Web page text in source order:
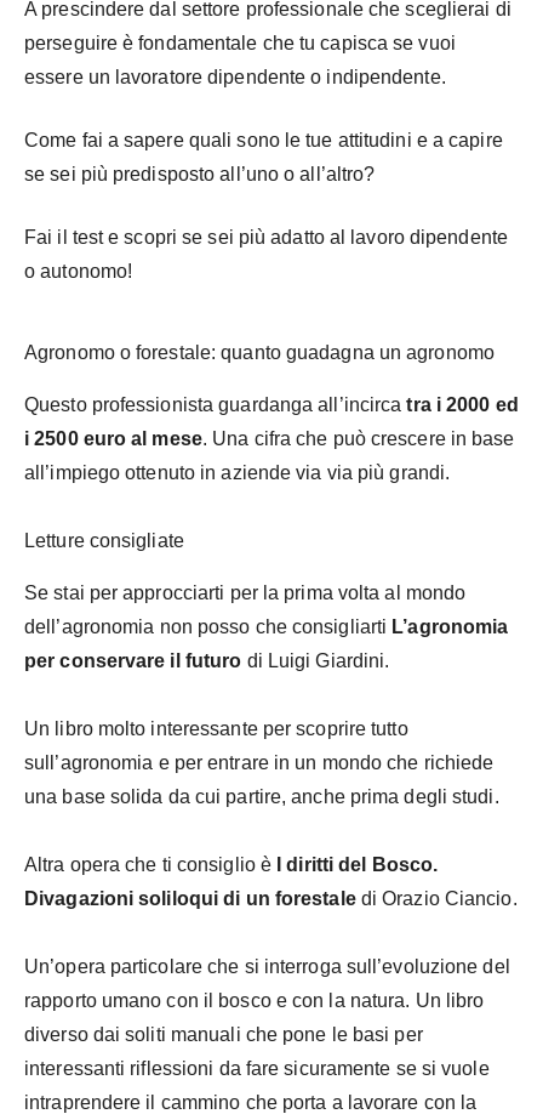
A prescindere dal settore professionale che sceglierai di
perseguire è fondamentale che tu capisca se vuoi
essere un lavoratore dipendente o indipendente.
Come fai a sapere quali sono le tue attitudini e a capire
se sei più predisposto all’uno o all’altro?
Fai il test e scopri se sei più adatto al lavoro dipendente
o autonomo!
Agronomo o forestale: quanto guadagna un agronomo
Questo professionista guardanga all’incircatra i 2000 ed
i 2500 euro al mese. Una cifra che può crescere in base
all’impiego ottenuto in aziende via via più grandi.
Letture consigliate
Se stai per approcciarti per la prima volta al mondo
dell’agronomia non posso che consigliarti L’agronomia
per conservare il futuro di Luigi Giardini.
Un libro molto interessante per scoprire tutto
sull’agronomia e per entrare in un mondo che richiede
una base solida da cui partire, anche prima degli studi.
Altra opera che ti consiglio è
I diritti del Bosco.
Divagazioni soliloqui di un forestaledi Orazio Ciancio.
Un’opera particolare che si interroga sull’evoluzione del
rapporto umano con il bosco e con la natura. Un libro
diverso dai soliti manuali che pone le basi per
interessanti riflessioni da fare sicuramente se si vuole
intraprendere il cammino che porta a lavorare con la